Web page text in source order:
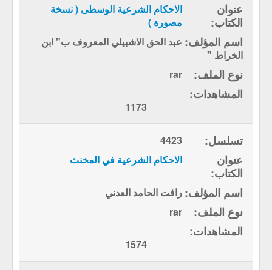
الاحكام الشرعية الوسطى ( نسخة
مصورة )
عبد الحق الاشبيلي المعروف ب" ابن
الخراط "
rar
1173
4423
الاحكام الشرعية في المخنث
رافت الحامد العدني
rar
1574